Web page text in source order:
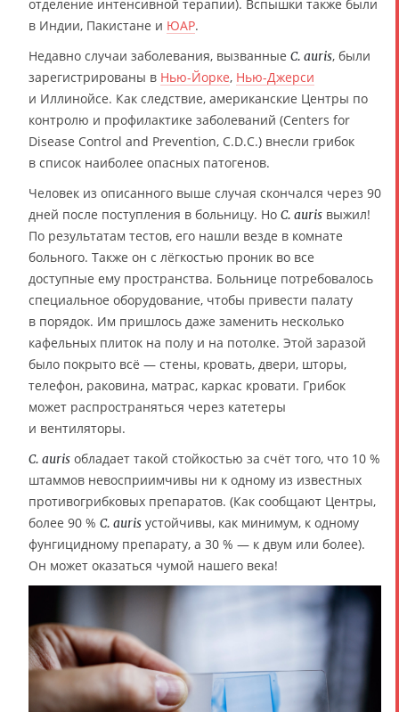
отделение интенсивной терапии). Вспышки также были
в Индии, Пакистане и ЮАР.
Недавно случаи заболевания, вызванные C. auris, были
зарегистрированы в Нью-Йорке, Нью-Джерси
и Иллинойсе. Как следствие, американские Центры по
контролю и профилактике заболеваний (Centers for
Disease Control and Prevention, C.D.C.) внесли грибок
в список наиболее опасных патогенов.
Человек из описанного выше случая скончался через 90
дней после поступления в больницу. Но C. auris выжил!
По результатам тестов, его нашли везде в комнате
больного. Также он с лёгкостью проник во все
доступные ему пространства. Больнице потребовалось
специальное оборудование, чтобы привести палату
в порядок. Им пришлось даже заменить несколько
кафельных плиток на полу и на потолке. Этой заразой
было покрыто всё — стены, кровать, двери, шторы,
телефон, раковина, матрас, каркас кровати. Грибок
может распространяться через катетеры
и вентиляторы.
C. auris обладает такой стойкостью за счёт того, что 10 %
штаммов невосприимчивы ни к одному из известных
противогрибковых препаратов. (Как сообщают Центры,
более 90 % C. auris устойчивы, как минимум, к одному
фунгицидному препарату, а 30 % — к двум или более).
Он может оказаться чумой нашего века!